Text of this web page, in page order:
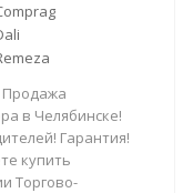
Продажа
в Челябинске!
Гарантия!
купить
Торгово-